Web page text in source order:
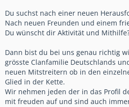
Du suchst nach einer neuen
Nach neuen Freunden und einem
Du wünscht dir Aktivität und
Dann bist du bei uns genau richtig
grösste Clanfamilie Deutschlands
neuen Mitstreitern ob in den
Glied in der Kette.
Wir nehmen jeden der in das Profil
mit freuden auf und sind auch